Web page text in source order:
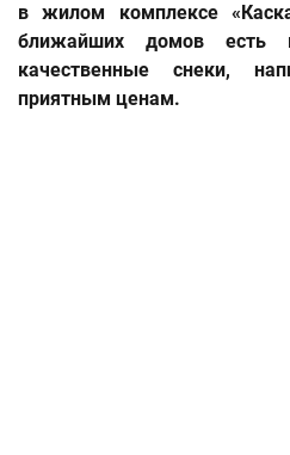
в жилом комплексе
ближайших домов есть
качественные снеки,
приятным ценам.